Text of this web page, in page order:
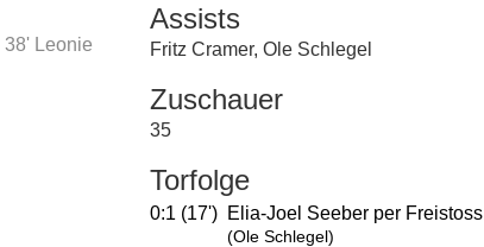
38' Leonie
Assists
Fritz Cramer, Ole Schlegel
Zuschauer
35
Torfolge
0:1 (17') Elia-Joel Seeber per Freistoss
(Ole Schlegel)